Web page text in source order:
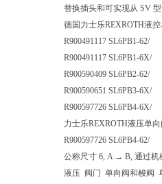
替换插头和可实现从 SV
德国力士乐REXROTH液
R900491117 SL6PB1-62/
R900491117 SL6PB1-6X/
R900590409 SL6PB2-62/
R900590651 SL6PB3-6X/
R900597726 SL6PB4-6X/
力士乐REXROTH液压单
R900597726 SL6PB4-62/
公称尺寸 6, A → B, 通过机
液压 阀门 单向阀和梭阀